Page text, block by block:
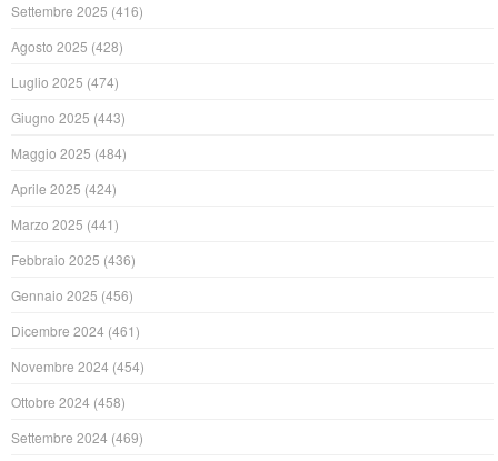
Settembre 2025 (416)
Agosto 2025 (428)
Luglio 2025 (474)
Giugno 2025 (443)
Maggio 2025 (484)
Aprile 2025 (424)
Marzo 2025 (441)
Febbraio 2025 (436)
Gennaio 2025 (456)
Dicembre 2024 (461)
Novembre 2024 (454)
Ottobre 2024 (458)
Settembre 2024 (469)